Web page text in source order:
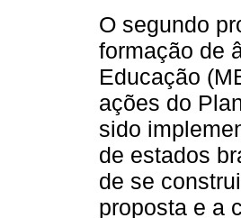
O segundo
formação de
Educação
ações do
sido
de estados
de se
proposta e a